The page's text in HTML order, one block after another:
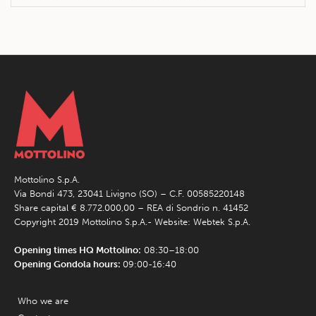
Mottolino S.p.A.
Via Bondi 473, 23041 Livigno (SO) – C.F. 00585220148
Share capital € 8.772.000,00 – REA di Sondrio n. 41452
Copyright 2019 Mottolino S.p.A.- Website: Webtek S.p.A.
Opening times HQ Mottolino: 08:30–18:00
Opening Gondola hours: 09:00-16:40
Who we are